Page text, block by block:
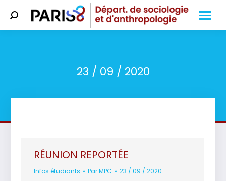
Search:
23 / 09 / 2020
RÉUNION REPORTÉE
Infos étudiants ParMPC 23 / 09 / 2020